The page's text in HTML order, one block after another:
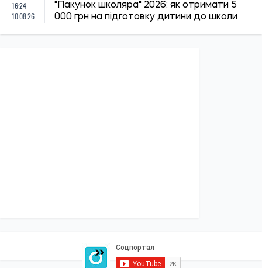
16:24
10.08.26
"Пакунок школяра" 2026: як отримати 5
000 грн на підготовку дитини до школи